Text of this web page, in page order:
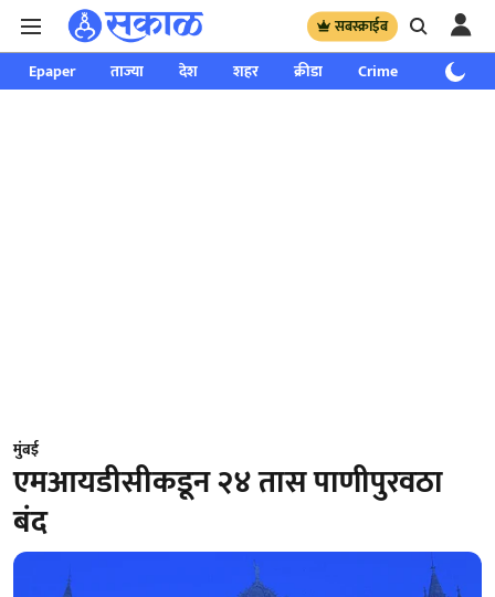
सबस्क्राईब
Epaper ताज्या देश शहर क्रीडा Crime साप्ताहिक
मुंबई
एमआयडीसीकडून २४ तास पाणीपुरवठा
बंद